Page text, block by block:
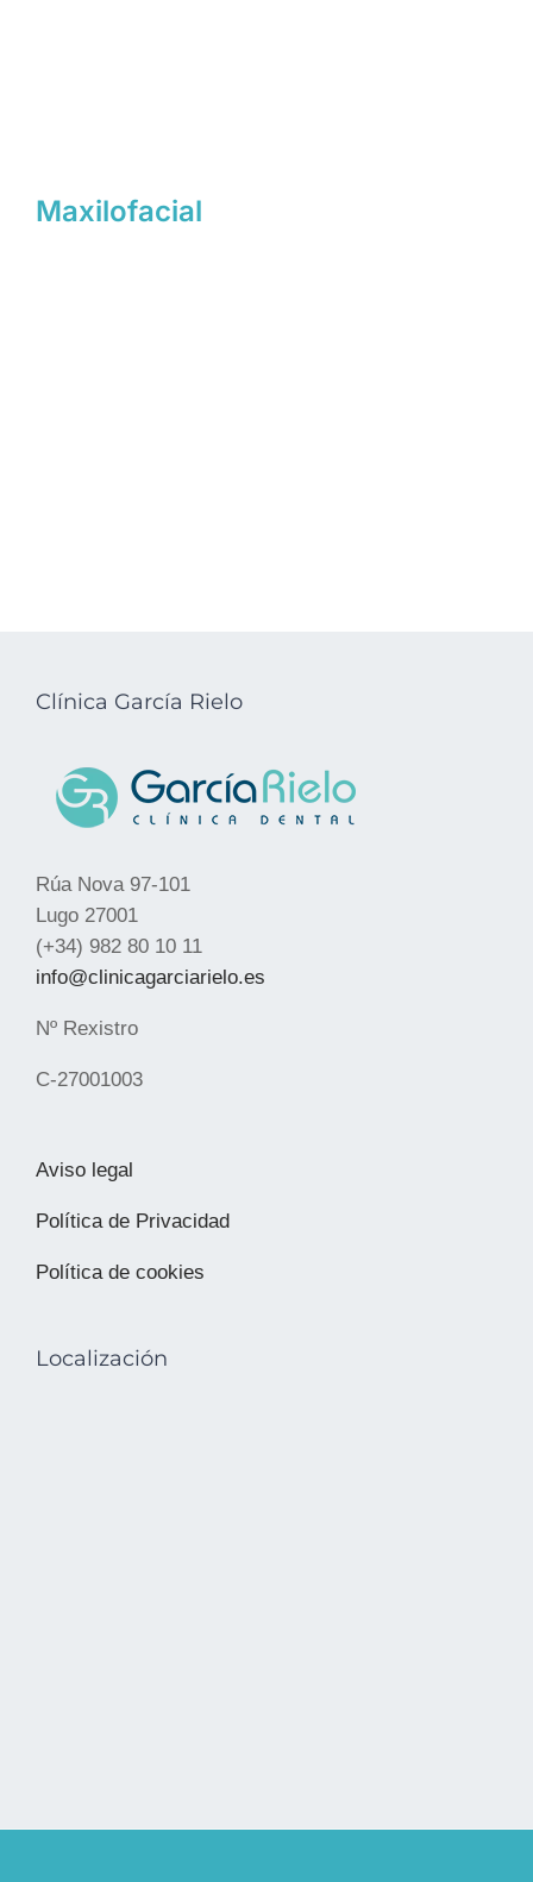
Maxilofacial
Clínica García Rielo
Rúa Nova 97-101
Lugo 27001
(+34) 982 80 10 11
info@clinicagarciarielo.es
Nº Rexistro
C-27001003
Aviso legal
Política de Privacidad
Política de cookies
Localización